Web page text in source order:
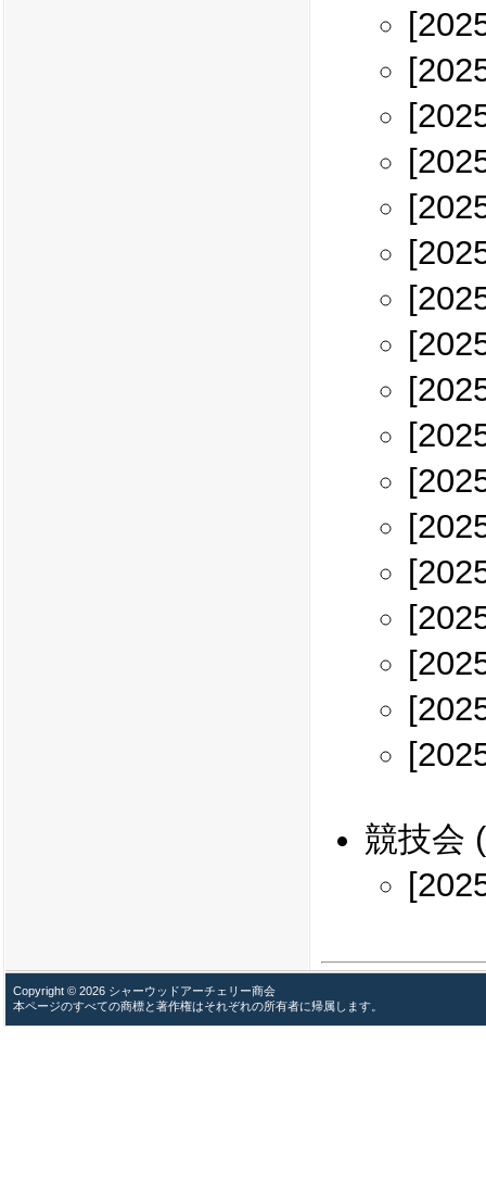
競技会
Copyright © 2026 シャーウッドアーチェリー商会
本ページのすべての商標と著作権はそれぞれの所有者に帰属します。